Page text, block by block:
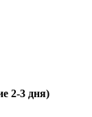
2-3 дня)